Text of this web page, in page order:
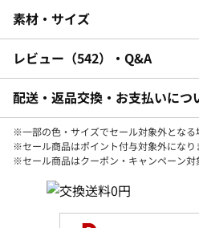
素材・サイズ
レビュー 542 ・Q&A
配送・返品交換・お支払いにつ
※一部の色・サイズでセール対象外となる
※セール商品はポイント付与対象外になり
※セール商品はクーポン・キャンペーン